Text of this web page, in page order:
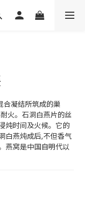
合凝结所筑成的巢
火。石洞白燕片的丝
炖时间及火候。它的
白燕炖成后,不但香气
燕窝是中国自明代以